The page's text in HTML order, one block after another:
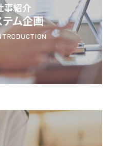
事紹介
ム企画